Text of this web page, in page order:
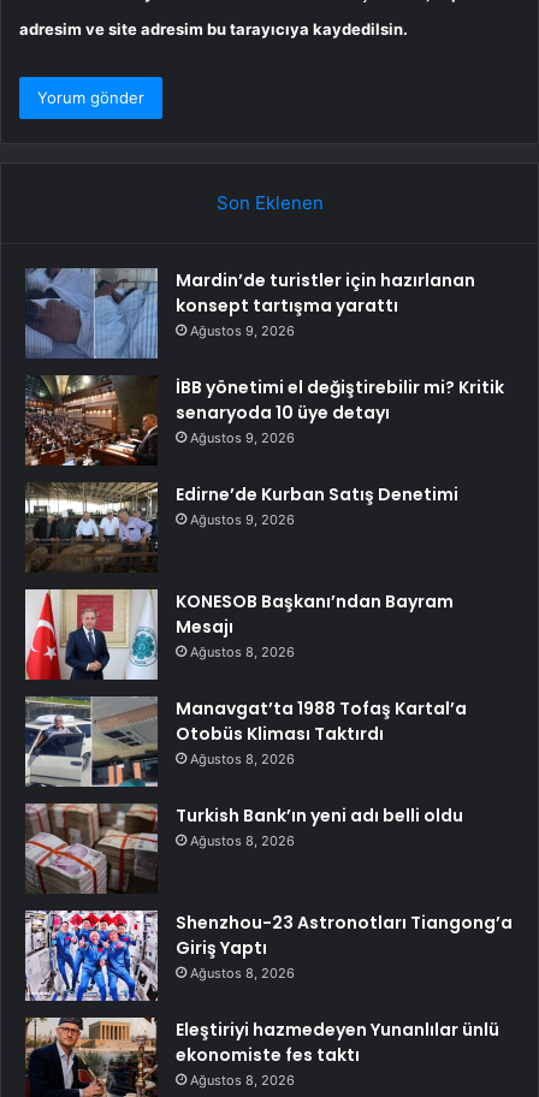
adresim ve site adresim bu tarayıcıya kaydedilsin.
Son Eklenen
Mardin’de turistler için hazırlanan
konsept tartışma yarattı
Ağustos 9, 2026
İBB yönetimi el değiştirebilir mi? Kritik
senaryoda 10 üye detayı
Ağustos 9, 2026
Edirne’de Kurban Satış Denetimi
Ağustos 9, 2026
KONESOB Başkanı’ndan Bayram
Mesajı
Ağustos 8, 2026
Manavgat’ta 1988 Tofaş Kartal’a
Otobüs Kliması Taktırdı
Ağustos 8, 2026
Turkish Bank’ın yeni adı belli oldu
Ağustos 8, 2026
Shenzhou-23 Astronotları Tiangong’a
Giriş Yaptı
Ağustos 8, 2026
Eleştiriyi hazmedeyen Yunanlılar ünlü
ekonomiste fes taktı
Ağustos 8, 2026